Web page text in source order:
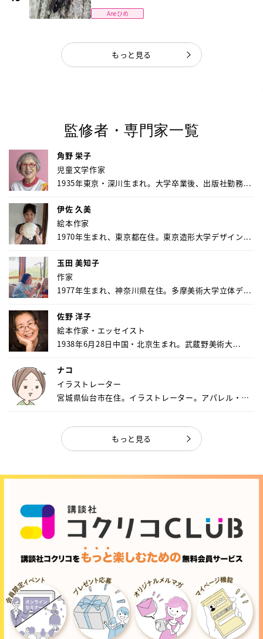
Aneひめ
もっと見る
監修者・専門家一覧
角野 栄子
児童文学作家
1935年東京・深川生まれ。大学卒業後、出版社勤務...
伊佐 久美
絵本作家
1970年生まれ、東京都在住。東京造形大学デザイン...
玉田 美知子
作家
1977年生まれ、神奈川県在住。多摩美術大学立体デ...
佐野 洋子
絵本作家・エッセイスト
1938年6月28日中国・北京生まれ。武蔵野美術大...
ナコ
イラストレーター
宮城県仙台市在住。イラストレーター。アパレル・キ
もっと見る